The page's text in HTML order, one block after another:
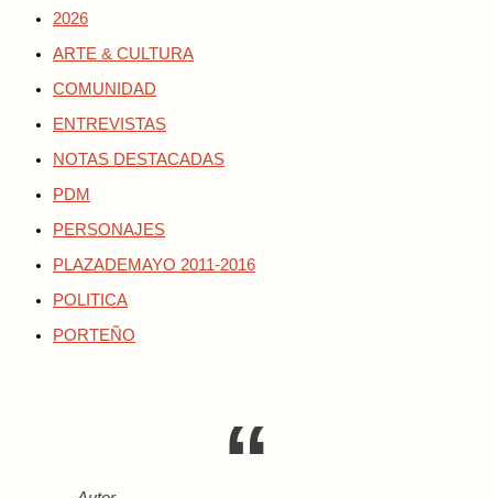
2026
ARTE & CULTURA
COMUNIDAD
ENTREVISTAS
NOTAS DESTACADAS
PDM
PERSONAJES
PLAZADEMAYO 2011-2016
POLITICA
PORTEÑO